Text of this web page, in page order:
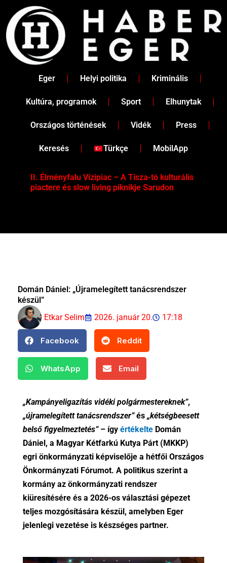
content
Eger Helyi politika Kriminális
Kultúra, programok Sport Elhunytak
Országos történések Vidék Press
Keresés Türkçe MobilApp
II. Élményfalu Vízipiac – A Tisza-tó kulturális
piactere és slow living piknikje Sarudon
Domán Dániel: „Újramelegített tanácsrendszer
készül”
Etkar Selim
2026. január 20. 17:18
Facebook Reddit
WhatsApp Email
„Kampányeligazítás vidéki polgármestereknek”,
„újramelegített tanácsrendszer”és„kétségbeesett
belső figyelmeztetés”– ígyértékelte Domán
Dániel, a Magyar Kétfarkú Kutya Párt (MKKP)
egri önkormányzati képviselője a hétfői Országos
Önkormányzati Fórumot. A politikus szerint a
kormány az önkormányzati rendszer
kiüresítésére és a 2026-os választási gépezet
teljes mozgósítására készül, amelyben Eger
jelenlegi vezetése is készséges partner.